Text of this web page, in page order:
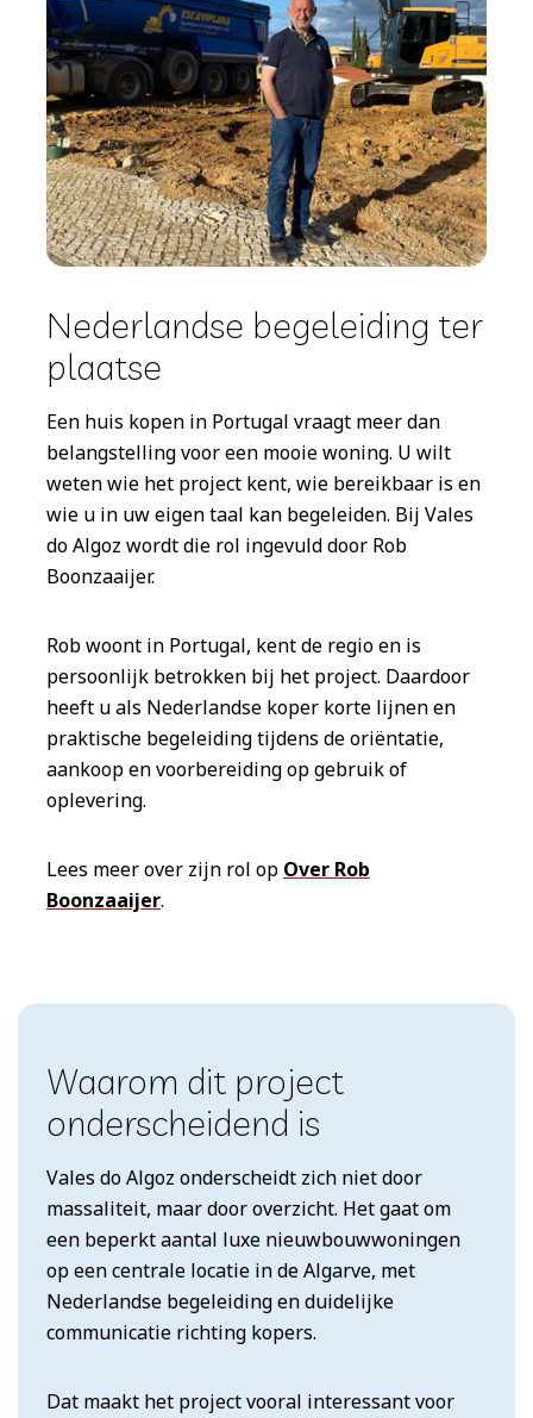
Nederlandse begeleiding ter
plaatse
Een huis kopen in Portugal vraagt meer dan
belangstelling voor een mooie woning. U wilt
weten wie het project kent, wie bereikbaar is en
wie u in uw eigen taal kan begeleiden. Bij Vales
do Algoz wordt die rol ingevuld door Rob
Boonzaaijer.
Rob woont in Portugal, kent de regio en is
persoonlijk betrokken bij het project. Daardoor
heeft u als Nederlandse koper korte lijnen en
praktische begeleiding tijdens de oriëntatie,
aankoop en voorbereiding op gebruik of
oplevering.
Lees meer over zijn rol op Over Rob
Boonzaaijer.
Waarom dit project
onderscheidend is
Vales do Algoz onderscheidt zich niet door
massaliteit, maar door overzicht. Het gaat om
een beperkt aantal luxe nieuwbouwwoningen
op een centrale locatie in de Algarve, met
Nederlandse begeleiding en duidelijke
communicatie richting kopers.
Dat maakt het project vooral interessant voor